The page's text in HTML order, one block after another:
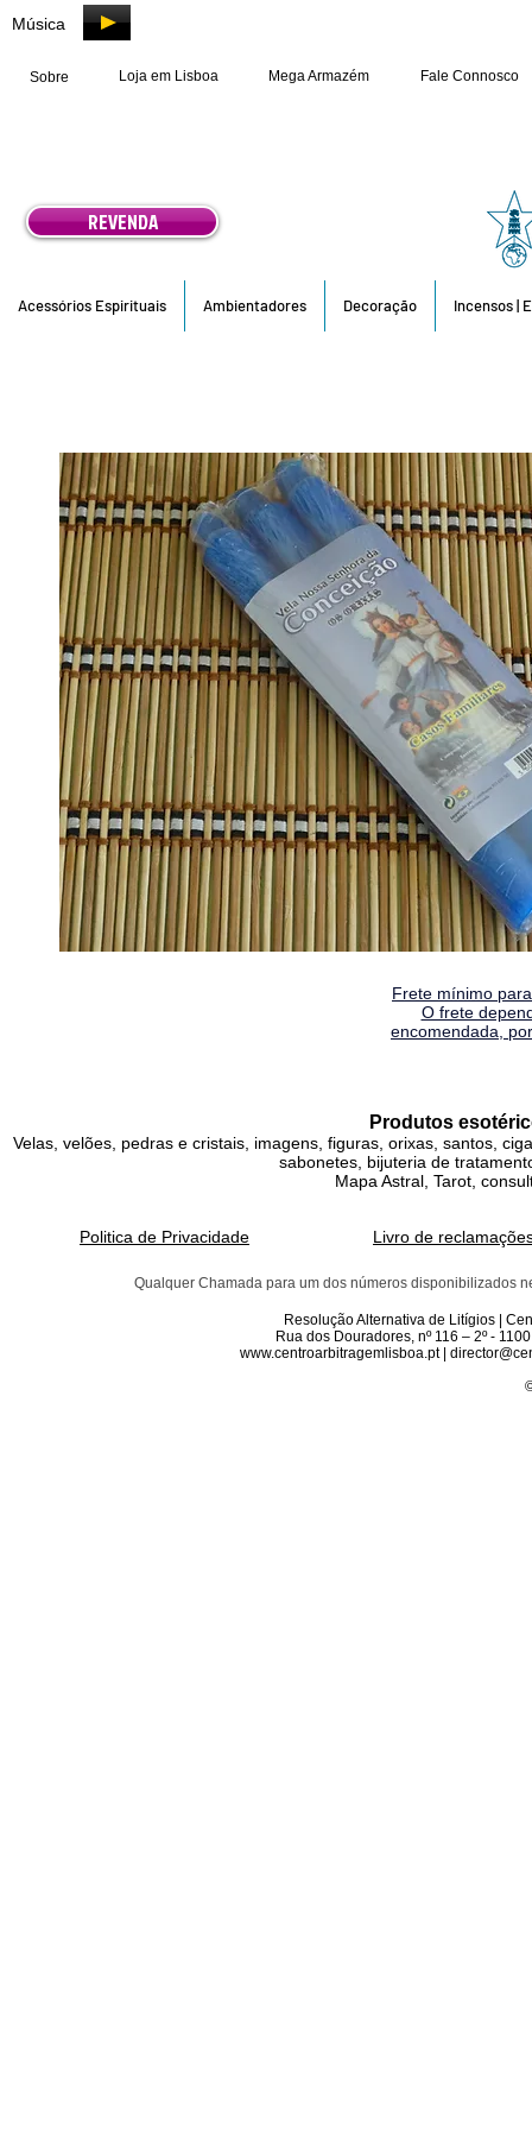
Música
Sobre Loja em Lisboa Mega Armazém Fale Connosco
REVENDA
Acessórios Espirituais Ambientadores Decoração Incensos |
Frete mínimo
O frete
encomendada,
Produtos
Velas, velões, pedras e cristais, imagens, figuras, orixas, santos,
sabonetes, bijuteria de
Mapa Astral, Tarot,
Politica de Privacidade Livro de
Qualquer Chamada para um dos números disponibilizados
Resolução Alternativa de Litígios |
Rua dos Douradores, nº 116 – 2º -
www.centroarbitragemlisboa.pt |